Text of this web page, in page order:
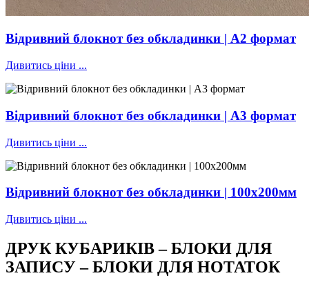
Відривний блокнот без обкладинки | А2 формат
Дивитись ціни ...
Відривний блокнот без обкладинки | А3 формат
Дивитись ціни ...
Відривний блокнот без обкладинки | 100х200мм
Дивитись ціни ...
ДРУК КУБАРИКІВ – БЛОКИ ДЛЯ
ЗАПИСУ – БЛОКИ ДЛЯ НОТАТОК